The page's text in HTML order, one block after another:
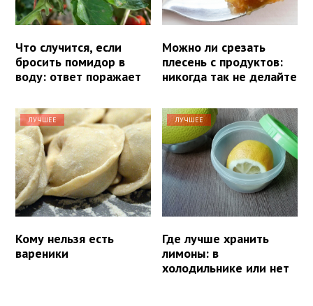
Что случится, если
бросить помидор в
воду: ответ поражает
Можно ли срезать
плесень с продуктов:
никогда так не делайте
ЛУЧШЕЕ
Кому нельзя есть
вареники
ЛУЧШЕЕ
Где лучше хранить
лимоны: в
холодильнике или нет